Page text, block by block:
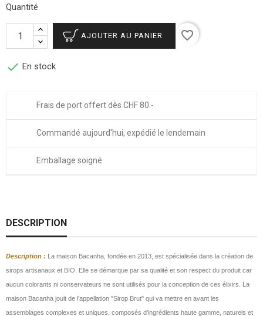
Quantité
AJOUTER AU PANIER favorite_border
 En stock
Frais de port offert dès CHF 80.-
Commandé aujourd'hui, expédié le lendemain
Emballage soigné
DESCRIPTION
Description : La maison Bacanha, fondée en 2013, est spécialisée dans la création de
sirops artisanaux et BIO. Elle se démarque par sa qualité et son respect du produit car
aucun colorants ni conservateurs ne sont utilisés pour la conception de ces élixirs. La
maison Bacanha jouit de l'appellation "Sirop Brut" qui va mettre en avant les
assemblages complexes et uniques, composés d'ingrédients haute gamme, naturels et